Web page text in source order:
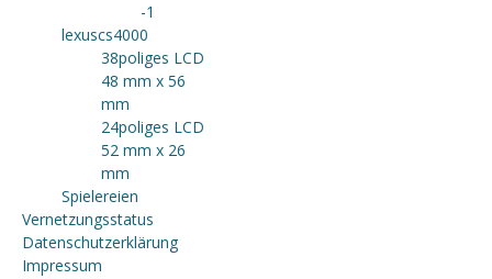
-1
lexuscs4000
38poliges LCD
48 mm x 56
mm
24poliges LCD
52 mm x 26
mm
Spielereien
Vernetzungsstatus
Datenschutzerklärung
Impressum